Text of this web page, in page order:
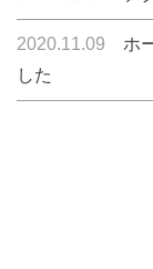
2020.11.09 ホ
した